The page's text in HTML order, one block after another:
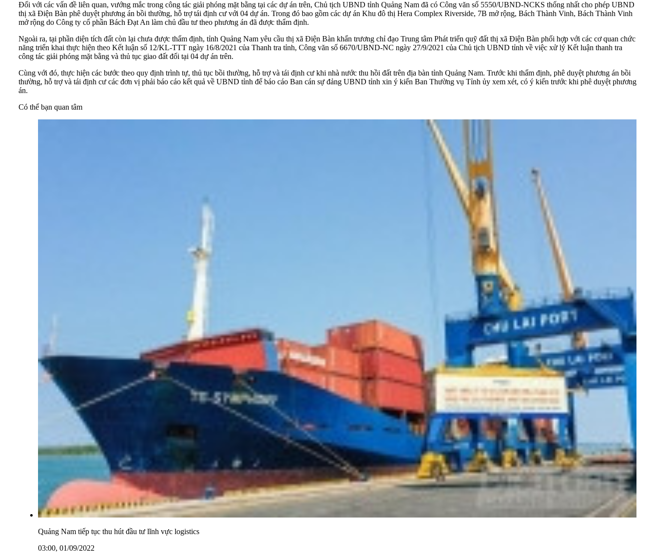
Đối với các vấn đề liên quan, vướng mắc trong công tác giải phóng mặt bằng tại các dự án trên, Chủ tịch UBND tỉnh Quảng Nam đã có Công văn số 5550/UBND-NCKS thống nhất cho phép UBND
thị xã Điện Bàn phê duyệt phương án bồi thường, hỗ trợ tái định cư với 04 dự án. Trong đó bao gồm các dự án Khu đô thị Hera Complex Riverside, 7B mở rộng, Bách Thành Vinh, Bách Thành Vinh
mở rộng do Công ty cổ phần Bách Đạt An làm chủ đầu tư theo phương án đã được thẩm định.
Ngoài ra, tại phần diện tích đất còn lại chưa được thẩm định, tỉnh Quảng Nam yêu cầu thị xã Điện Bàn khẩn trương chỉ đạo Trung tâm Phát triển quỹ đất thị xã Điện Bàn phối hợp với các cơ quan chức
năng triển khai thực hiện theo Kết luận số 12/KL-TTT ngày 16/8/2021 của Thanh tra tỉnh, Công văn số 6670/UBND-NC ngày 27/9/2021 của Chủ tịch UBND tỉnh về việc xử lý Kết luận thanh tra
công tác giải phóng mặt bằng và thủ tục giao đất đối tại 04 dự án trên.
Cùng với đó, thực hiện các bước theo quy định trình tự, thủ tục bồi thường, hỗ trợ và tái định cư khi nhà nước thu hồi đất trên địa bàn tỉnh Quảng Nam. Trước khi thẩm định, phê duyệt phương án bồi
thường, hỗ trợ và tái định cư các đơn vị phải báo cáo kết quả về UBND tỉnh để báo cáo Ban cán sự đảng UBND tỉnh xin ý kiến Ban Thường vụ Tỉnh ủy xem xét, có ý kiến trước khi phê duyệt phương
án.
Có thể bạn quan tâm
Quảng Nam tiếp tục thu hút đầu tư lĩnh vực logistics
03:00, 01/09/2022